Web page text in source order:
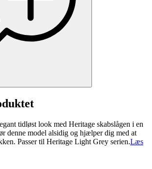
tidløst look med Heritage skabslågen i en
denne model alsidig og hjælper dig med at
Passer til Heritage Light Grey serien.Læs